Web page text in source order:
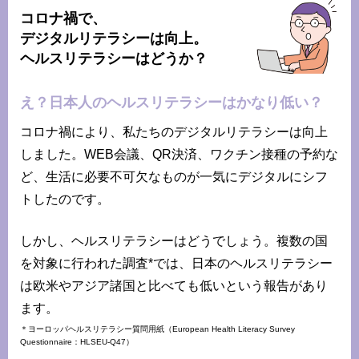
コロナ禍で、
デジタルリテラシーは向上。
ヘルスリテラシーはどうか？
え？日本人のヘルスリテラシーはかなり低い？
コロナ禍により、私たちのデジタルリテラシーは向上
しました。WEB会議、QR決済、ワクチン接種の予約な
ど、生活に必要不可欠なものが一気にデジタルにシフ
トしたのです。
しかし、ヘルスリテラシーはどうでしょう。複数の国
を対象に行われた調査*では、日本のヘルスリテラシー
は欧米やアジア諸国と比べても低いという報告があり
ます。
＊ヨーロッパヘルスリテラシー質問用紙（European Health Literacy Survey
Questionnaire：HLSEU-Q47）